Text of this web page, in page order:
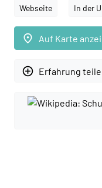
Webseite In der
place Auf Karte
add_circle_outline Erfahrung